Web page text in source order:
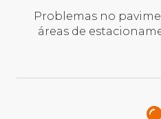
Problemas no
áreas de